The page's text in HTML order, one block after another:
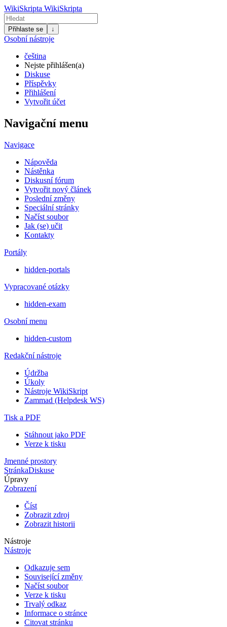
WikiSkripta WikiSkripta
Přihlaste se ↓
Osobní nástroje
čeština
Nejste přihlášen(a)
Diskuse
Příspěvky
Přihlášení
Vytvořit účet
Navigační menu
Navigace
Nápověda
Nástěnka
Diskusní fórum
Vytvořit nový článek
Poslední změny
Speciální stránky
Načíst soubor
Jak (se) učit
Kontakty
Portály
hidden-portals
Vypracované otázky
hidden-exam
Osobní menu
hidden-custom
Redakční nástroje
Údržba
Úkoly
Nástroje WikiSkript
Zammad (Helpdesk WS)
Tisk a PDF
Stáhnout jako PDF
Verze k tisku
Jmenné prostory
StránkaDiskuse
Úpravy
Zobrazení
Číst
Zobrazit zdroj
Zobrazit historii
Nástroje
Nástroje
Odkazuje sem
Související změny
Načíst soubor
Verze k tisku
Trvalý odkaz
Informace o stránce
Citovat stránku